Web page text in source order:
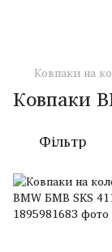
Ковпаки на
Ковпаки
Фільтр